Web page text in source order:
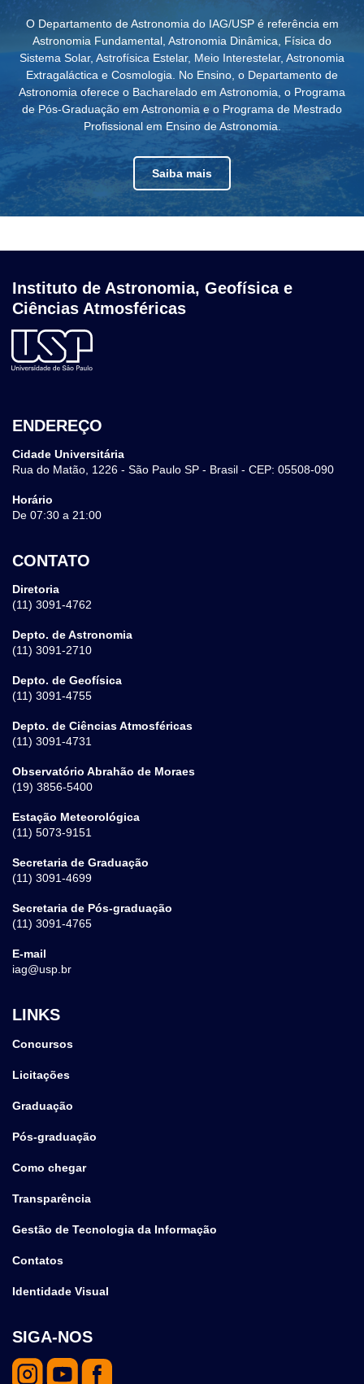
O Departamento de Astronomia do IAG/USP é referência em
Astronomia Fundamental, Astronomia Dinâmica, Física do
Sistema Solar, Astrofísica Estelar, Meio Interestelar, Astronomia
Extragaláctica e Cosmologia. No Ensino, o Departamento de
Astronomia oferece o Bacharelado em Astronomia, o Programa
de Pós-Graduação em Astronomia e o Programa de Mestrado
Profissional em Ensino de Astronomia.
Saiba mais
Instituto de Astronomia, Geofísica e
Ciências Atmosféricas
ENDEREÇO
Cidade Universitária
Rua do Matão, 1226 - São Paulo SP - Brasil - CEP: 05508-090
Horário
De 07:30 a 21:00
CONTATO
Diretoria
(11) 3091-4762
Depto. de Astronomia
(11) 3091-2710
Depto. de Geofísica
(11) 3091-4755
Depto. de Ciências Atmosféricas
(11) 3091-4731
Observatório Abrahão de Moraes
(19) 3856-5400
Estação Meteorológica
(11) 5073-9151
Secretaria de Graduação
(11) 3091-4699
Secretaria de Pós-graduação
(11) 3091-4765
E-mail
iag@usp.br
LINKS
Concursos
Licitações
Graduação
Pós-graduação
Como chegar
Transparência
Gestão de Tecnologia da Informação
Contatos
Identidade Visual
SIGA-NOS